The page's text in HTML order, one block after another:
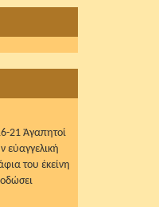
21 Ἀγαπητοί
εὐαγγελική
του ἐκείνη